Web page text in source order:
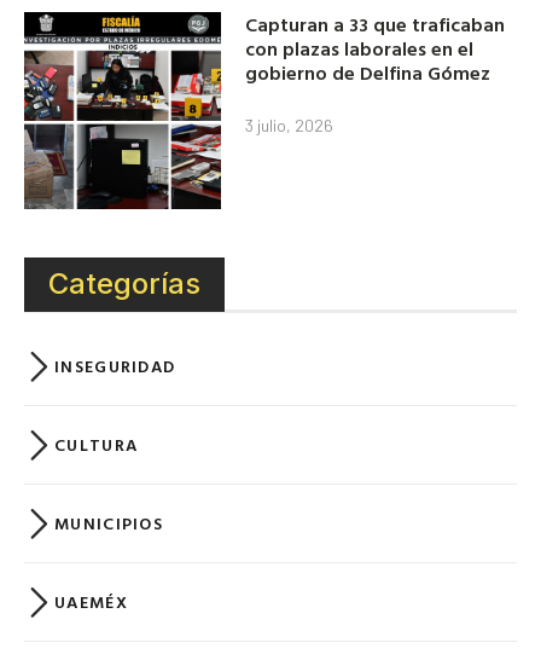
Capturan a 33 que traficaban
con plazas laborales en el
gobierno de Delfina Gómez
3 julio, 2026
Categorías
INSEGURIDAD
CULTURA
MUNICIPIOS
UAEMÉX